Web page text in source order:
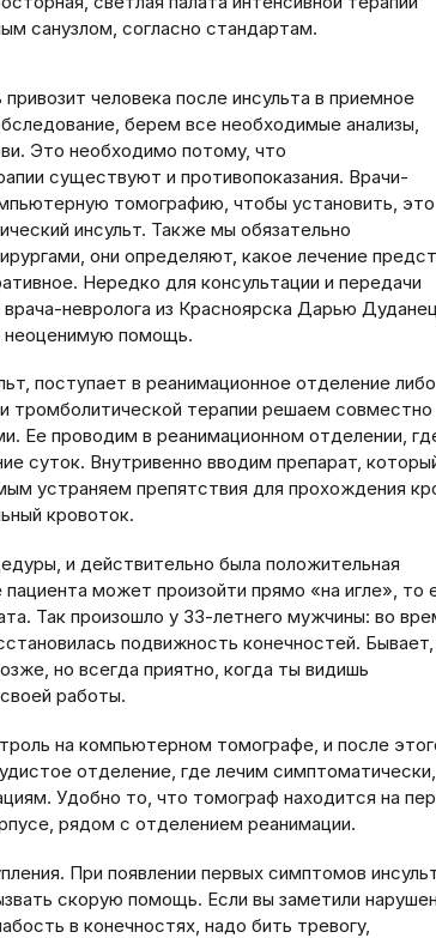
санузлом, согласно стандартам.
человека после инсульта в приемное
берем все необходимые анализы,
Это необходимо потому, что
существуют и противопоказания. Врачи-
томографию, чтобы установить, это
инсульт. Также мы обязательно
они определяют, какое лечение
Нередко для консультации и передачи
невролога из Красноярска Дарью Дуданец,
неоценимую помощь.
поступает в реанимационное отделение либо
тромболитической терапии решаем совместно
Ее проводим в реанимационном отделении,
суток. Внутривенно вводим препарат,
устраняем препятствия для прохождения
кровоток.
и действительно была положительная
может произойти прямо «на игле», то
Так произошло у 33-летнего мужчины: во
подвижность конечностей.
но всегда приятно, когда ты видишь
работы.
на компьютерном томографе, и после
отделение, где лечим симптоматически,
Удобно то, что томограф находится на
рядом с отделением реанимации.
При появлении первых симптомов
скорую помощь. Если вы заметили
в конечностях, надо бить тревогу,